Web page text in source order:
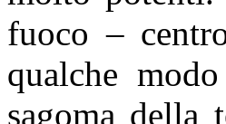
fuoco –
qualche
sagoma della